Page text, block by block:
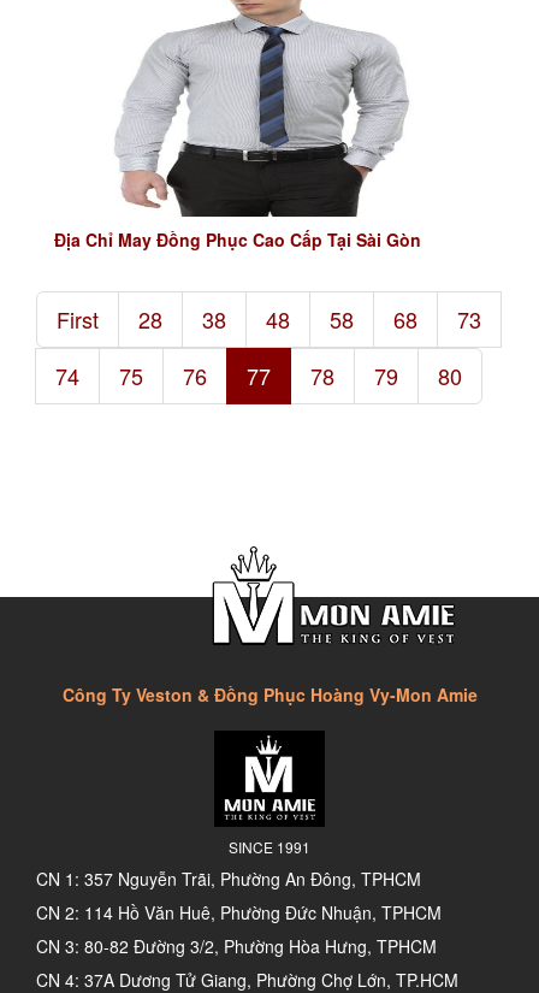
Địa Chỉ May Đồng Phục Cao Cấp Tại Sài Gòn
First 28 38 48 58 68
73
74
75 76 77 78 79 80
Công Ty Veston & Đồng Phục Hoàng Vy-Mon Amie
SINCE 1991
CN 1: 357 Nguyễn Trãi, Phường An Đông, TPHCM
CN 2: 114 Hồ Văn Huê, Phường Đức Nhuận, TPHCM
CN 3: 80-82 Đường 3/2, Phường Hòa Hưng, TPHCM
CN 4: 37A Dương Tử Giang, Phường Chợ Lớn, TP.HCM